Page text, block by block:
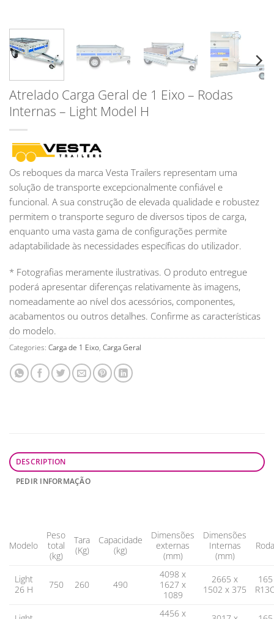
Atrelado Carga Geral de 1 Eixo – Rodas
Internas – Light Model H
Os reboques da marca Vesta Trailers representam uma
solução de transporte excepcionalmente confiável e
funcional. A sua construção de elevada qualidade e robustez
permitem o transporte seguro de diversos tipos de carga,
enquanto uma vasta gama de configurações permite
adaptabilidade às necessidades específicas do utilizador.
* Fotografias meramente ilustrativas. O produto entregue
poderá apresentar diferenças relativamente às imagens,
nomeadamente ao nível dos acessórios, componentes,
acabamentos ou outros detalhes. Confirme as características
do modelo.
Categories: Carga de 1 Eixo, Carga Geral
DESCRIPTION
PEDIR INFORMAÇÃO
Modelo
Peso
total
(kg)
Tara
(Kg)
Capacidade
(kg)
Dimensões
externas
(mm)
Dimensões
Internas
(mm)
Roda
Light
26 H
750 260 490
4098 x
1627 x
1089
2665 x
1502 x 375
165
4456 x